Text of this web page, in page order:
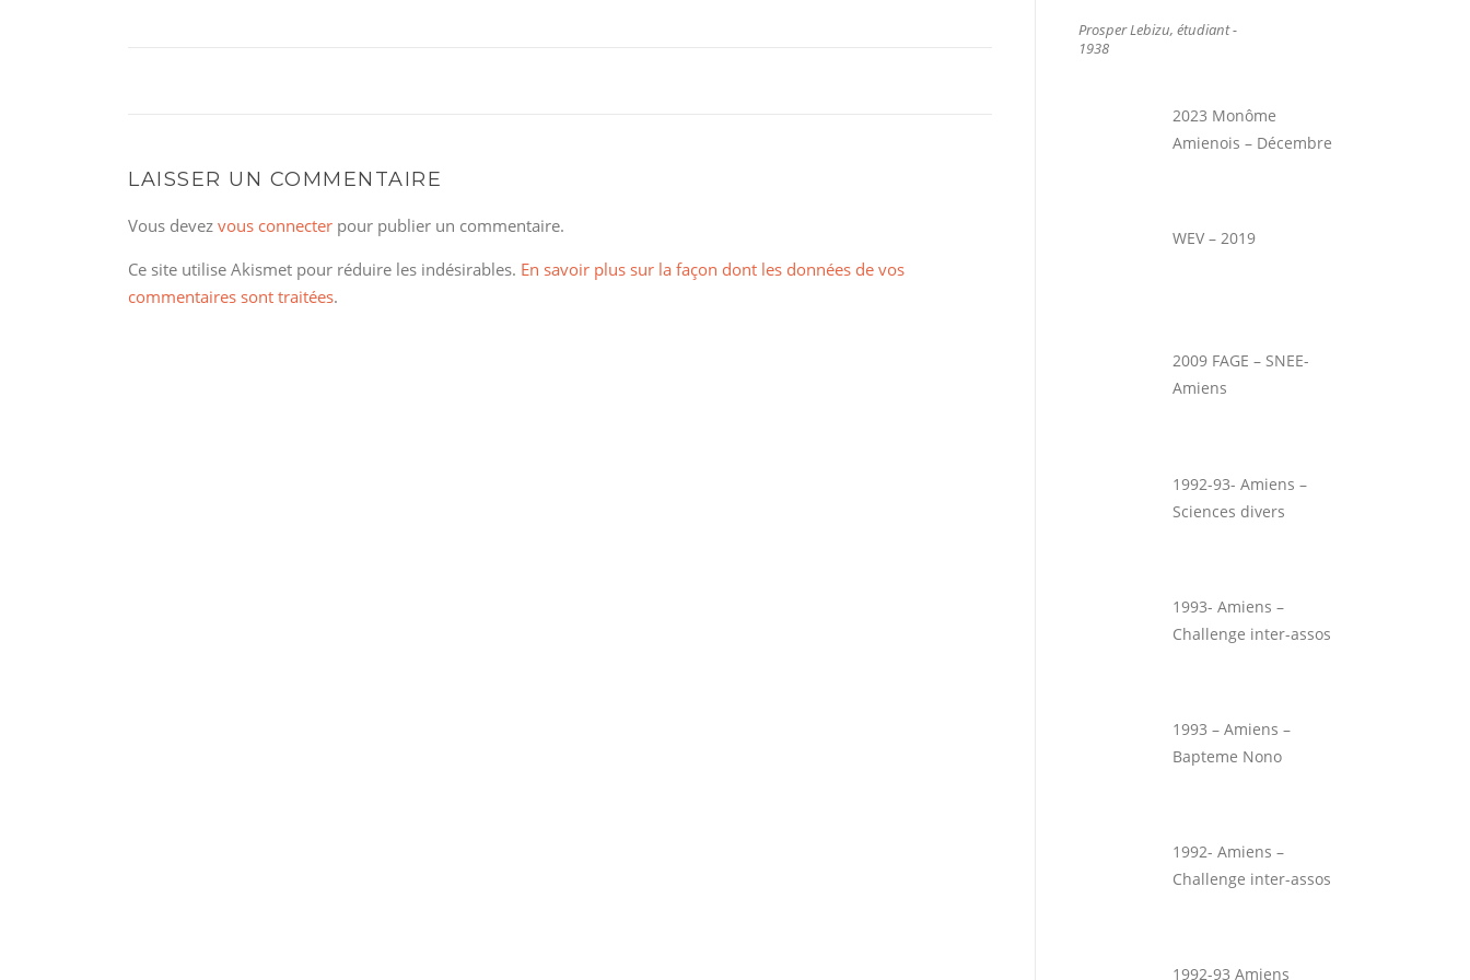
LAISSER UN COMMENTAIRE
Vous devez vous connecter pour publier un commentaire.
Ce site utilise Akismet pour réduire les indésirables. En savoir plus sur la façon dont les données de vos
commentaires sont traitées.
Prosper Lebizu, étudiant -
1938
2023 Monôme
Amienois – Décembre
WEV – 2019
2009 FAGE – SNEE-
Amiens
1992-93- Amiens –
Sciences divers
1993- Amiens –
Challenge inter-assos
1993 – Amiens –
Bapteme Nono
1992- Amiens –
Challenge inter-assos
1992-93 Amiens